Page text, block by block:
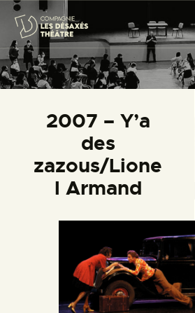
2007 – Y’a
des
zazous/Lione
l Armand
CRÉATIONS
THÉÂTRE CITOYEN
PROJETS SCOLAIRES
TRANSMISSION
ACTUALITÉS
CONTACT